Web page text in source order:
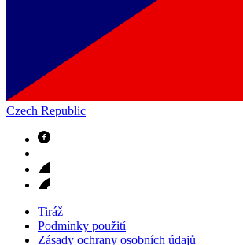
Czech Republic
Tiráž
Podmínky použití
Zásady ochrany osobních údajů